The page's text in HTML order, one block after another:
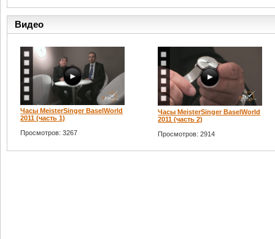
Видео
Часы MeisterSinger BaselWorld
2011 (часть 1)
Просмотров: 3267
Часы MeisterSinger BaselWorld
2011 (часть 2)
Просмотров: 2914